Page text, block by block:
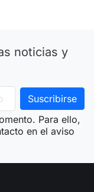
noticias y
Para ello,
en el aviso